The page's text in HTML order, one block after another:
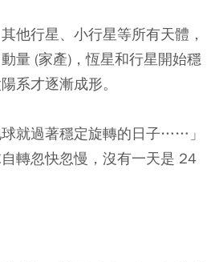
他行星、小行星等所有天體，
量 (家產)，恆星和行星開始穩
系才逐漸成形。
就過著穩定旋轉的日子……」
轉忽快忽慢，沒有一天是 24